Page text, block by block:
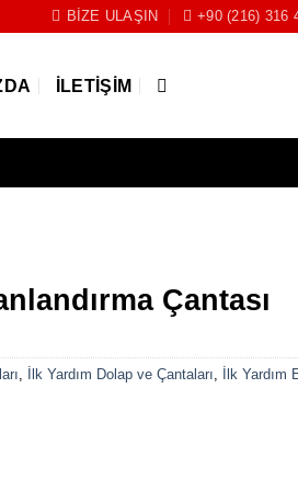
BIZE ULAŞIN +90 (216) 316
İLETIŞIM
Çantası
, İlk Yardım Dolap ve Çantaları, İlk Yardım